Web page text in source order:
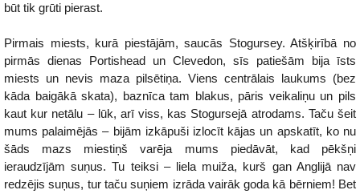
būt tik grūti pierast.
Pirmais miests, kurā piestājām, saucās Stogursey. Atšķirībā no
pirmās dienas Portishead un Clevedon, sīs patiešām bija īsts
miests un nevis maza pilsētiņa. Viens centrālais laukums (bez
kāda baigākā skata), baznīca tam blakus, pāris veikaliņu un pils
kaut kur netālu – lūk, arī viss, kas Stogursejā atrodams. Taču šeit
mums palaimējās – bijām izkāpuši izlocīt kājas un apskatīt, ko nu
šāds mazs miestiņš varēja mums piedāvāt, kad pēkšņi
ieraudzījām suņus. Tu teiksi – liela muiža, kurš gan Anglijā nav
redzējis suņus, tur taču suņiem izrāda vairāk goda kā bērniem! Bet